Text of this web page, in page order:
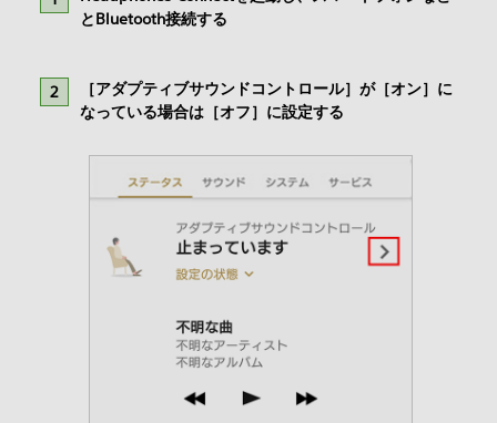
とBluetooth接続する
［アダプティブサウンドコントロール］が［オン］に
なっている場合は［オフ］に設定する